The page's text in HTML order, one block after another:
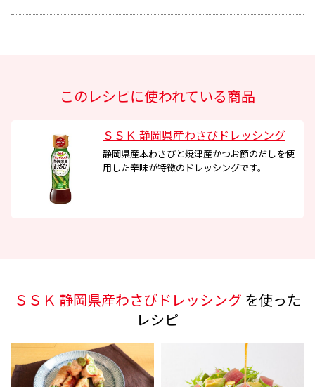
このレシピに使われている商品
ＳＳＫ 静岡県産わさびドレッシング
静岡県産本わさびと焼津産かつお節のだしを使
用した辛味が特徴のドレッシングです。
ＳＳＫ 静岡県産わさびドレッシング を使った
レシピ